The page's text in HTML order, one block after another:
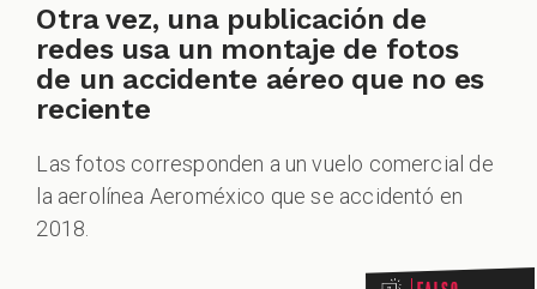
Otra vez, una publicación de
redes usa un montaje de fotos
de un accidente aéreo que no es
reciente
Las fotos corresponden a un vuelo comercial de
la aerolínea Aeroméxico que se accidentó en
2018.